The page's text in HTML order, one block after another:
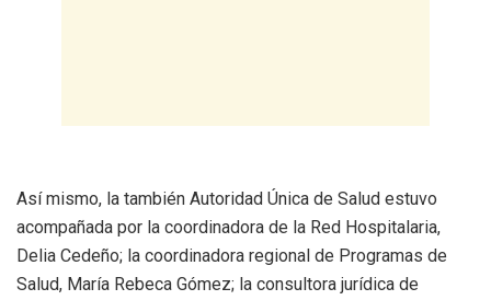
Así mismo, la también Autoridad Única de Salud estuvo
acompañada por la coordinadora de la Red Hospitalaria,
Delia Cedeño; la coordinadora regional de Programas de
Salud, María Rebeca Gómez; la consultora jurídica de